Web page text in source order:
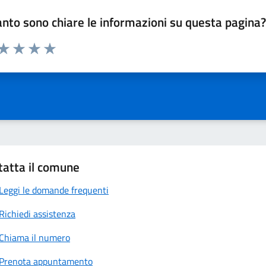
sono chiare le informazioni su questa pagina?
da 1 a 5 stelle la pagina
il comune
Leggi le domande frequenti
Richiedi assistenza
Chiama il numero
Prenota appuntamento